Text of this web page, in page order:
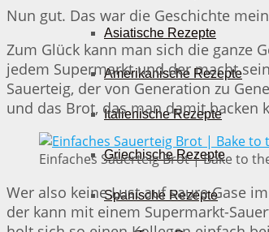
Asiatische Rezepte
Amerikanische Rezepte
Italienische Rezepte
Griechische Rezepte
Spanische Rezepte
Nun gut. Das war die Geschichte
Zum Glück kann man sich die ganze
jedem Supermarkt und der macht
Sauerteig, der von Generation zu
und das Brot, das man damit backen
Einfaches Sauerteig Brot | Bake to
Wer also keine Lust auf saure Gase
der kann mit einem Supermarkt-